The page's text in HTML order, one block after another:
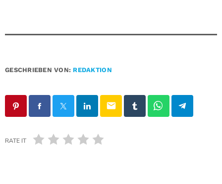
GESCHRIEBEN VON: REDAKTION
email
RATE IT